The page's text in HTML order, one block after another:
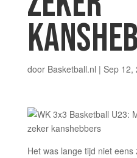
door Basketball.nl | Sep 12,
Het was lange tijd niet